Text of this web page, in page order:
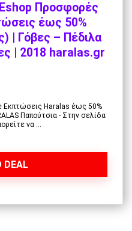
Προσφορές
έως 50%
| Γόβες – Πέδιλα
| 2018 haralas.gr
Εκπτώσεις Haralas έως 50%
Παπούτσια - Στην σελίδα
να ...